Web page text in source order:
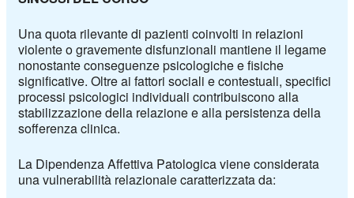
Una quota rilevante di pazienti coinvolti in relazioni
violente o gravemente disfunzionali mantiene il legame
nonostante conseguenze psicologiche e fisiche
significative. Oltre ai fattori sociali e contestuali, specifici
processi psicologici individuali contribuiscono alla
stabilizzazione della relazione e alla persistenza della
sofferenza clinica.
La Dipendenza Affettiva Patologica viene considerata
una vulnerabilità relazionale caratterizzata da: